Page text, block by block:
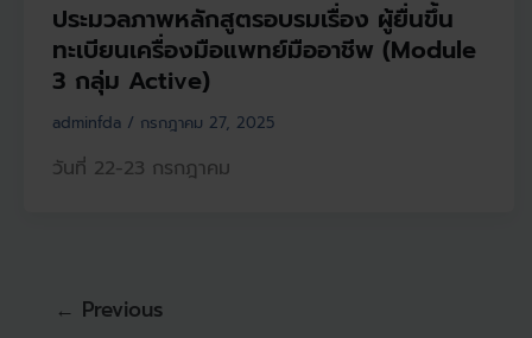
ประมวลภาพหลักสูตรอบรมเรื่อง ผู้ยื่นขึ้น
ทะเบียนเครื่องมือแพทย์มืออาชีพ (Module
3 กลุ่ม Active)
adminfda / กรกฎาคม 27, 2025
วันที่ 22-23 กรกฎาคม
← Previous